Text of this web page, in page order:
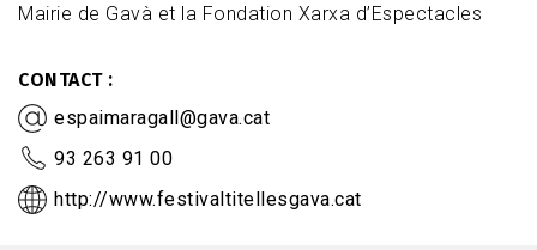
Mairie de Gavà et la Fondation Xarxa d’Espectacles
CONTACT
espaimaragall@gava.cat
93 263 91 00
http://www.festivaltitellesgava.cat